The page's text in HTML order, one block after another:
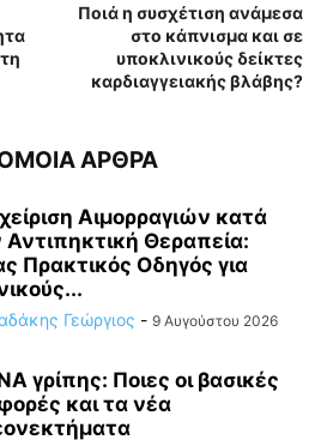
Ποιά η συσχέτιση ανάμεσα
στο κάπνισμα και σε
υποκλινικούς δείκτες
καρδιαγγειακής βλάβης?
ΑΡΘΡΑ
Αιμορραγιών κατά
Αντιπηκτική Θεραπεία:
Πρακτικός Οδηγός για
Γεώργιος - 9 Αυγούστου 2026
γρίπης: Ποιες οι βασικές
και τα νέα